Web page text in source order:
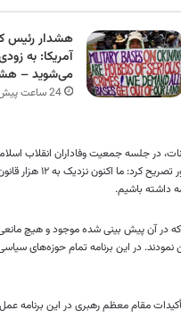
هشدار رئیس
آمریکا: به
می‌شوید –
24 ساعت پیش
در جلسه جمعیت وفاداران انقلاب
که در آن پیش بینی شده موجود و هیچ
و در ۲۶ بند، نقشه راه کشور را تدوین نمودند. در این برنامه
مقام معظم رهبری در این برنامه